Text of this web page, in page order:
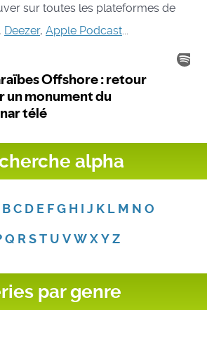
sur toutes les plateformes de
Deezer, Apple Podcast...
alpha
B C D E F G H I J K L M N O
Q R S T U V W X Y Z
par genre